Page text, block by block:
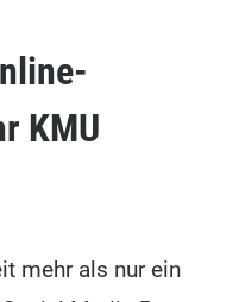
KMU
mehr als nur ein